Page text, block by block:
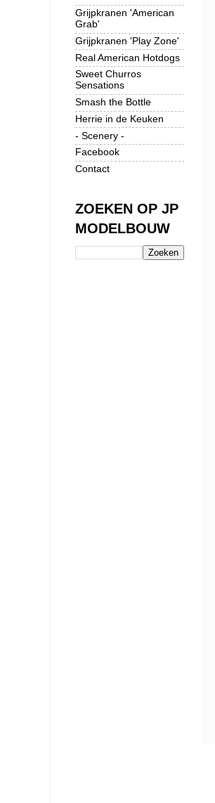
Grijpkranen 'American
Grab'
Grijpkranen 'Play Zone'
Real American Hotdogs
Sweet Churros
Sensations
Smash the Bottle
Herrie in de Keuken
- Scenery -
Facebook
Contact
ZOEKEN OP JP
MODELBOUW